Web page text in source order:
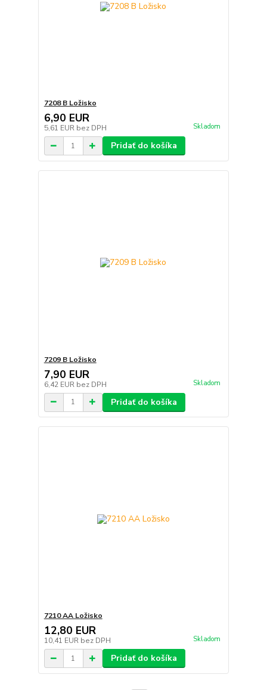
7208 B Ložisko
6,90 EUR
5,61 EUR bez DPH Skladom
Pridať do košíka
7209 B Ložisko
7,90 EUR
6,42 EUR bez DPH Skladom
Pridať do košíka
7210 AA Ložisko
12,80 EUR
10,41 EUR bez DPH Skladom
Pridať do košíka